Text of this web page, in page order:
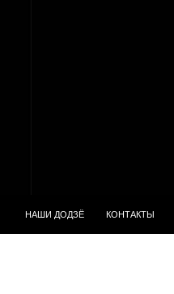
НАШИ ДОДЗЁ
КОНТАКТЫ